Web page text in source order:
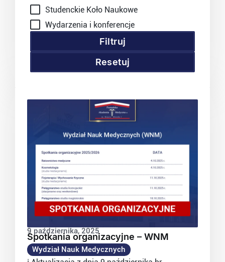
Studenckie Koło Naukowe
Wydarzenia i konferencje
Filtruj
Resetuj
Spotkania organizacyjne – WNM
9 października, 2025
Wydział Nauk Medycznych